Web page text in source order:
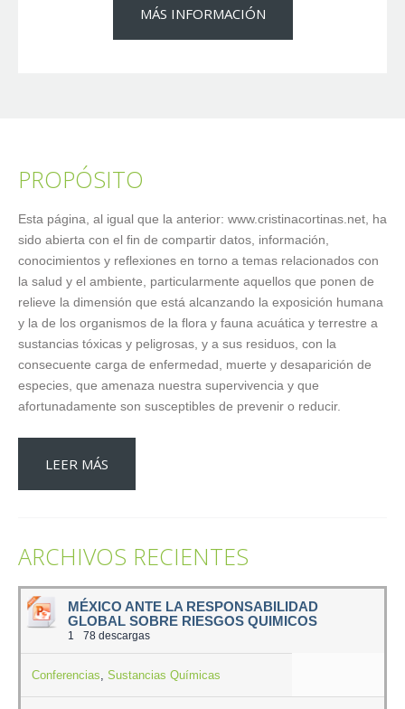
MÁS INFORMACIÓN
PROPÓSITO
Esta página, al igual que la anterior: www.cristinacortinas.net, ha
sido abierta con el fin de compartir datos, información,
conocimientos y reflexiones en torno a temas relacionados con
la salud y el ambiente, particularmente aquellos que ponen de
relieve la dimensión que está alcanzando la exposición humana
y la de los organismos de la flora y fauna acuática y terrestre a
sustancias tóxicas y peligrosas, y a sus residuos, con la
consecuente carga de enfermedad, muerte y desaparición de
especies, que amenaza nuestra supervivencia y que
afortunadamente son susceptibles de prevenir o reducir.
LEER MÁS
ARCHIVOS RECIENTES
MÉXICO ANTE LA RESPONSABILIDAD
GLOBAL SOBRE RIESGOS QUIMICOS
1 78 descargas
Conferencias, Sustancias Químicas